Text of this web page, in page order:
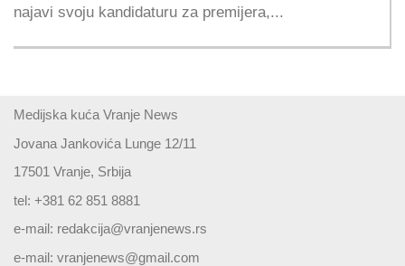
najavi svoju kandidaturu za premijera,...
Medijska kuća Vranje News
Jovana Jankovića Lunge 12/11
17501 Vranje, Srbija
tel: +381 62 851 8881
e-mail: redakcija@vranjenews.rs
e-mail: vranjenews@gmail.com